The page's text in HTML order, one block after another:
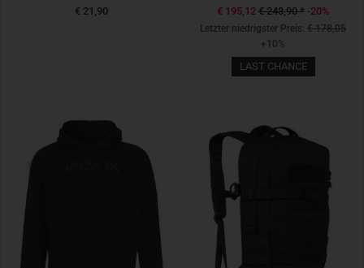
€ 21,90 € 195,12 € 243,90* -20%
Letzter niedrigster Preis: € 178,05
+10%
LAST CHANCE